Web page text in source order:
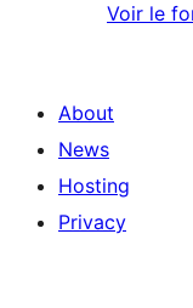
Voir le
About
News
Hosting
Privacy